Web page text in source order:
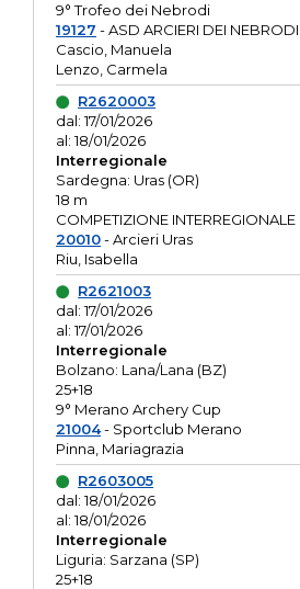
9° Trofeo dei Nebrodi
19127 - ASD ARCIERI DEI NEBRODI
Cascio, Manuela
Lenzo, Carmela
R2620003
dal: 17/01/2026
al: 18/01/2026
Interregionale
Sardegna: Uras (OR)
18 m
COMPETIZIONE INTERREGIONALE
20010- Arcieri Uras
Riu, Isabella
R2621003
dal: 17/01/2026
al: 17/01/2026
Interregionale
Bolzano: Lana/Lana (BZ)
25+18
9° Merano Archery Cup
21004- Sportclub Merano
Pinna, Mariagrazia
R2603005
dal: 18/01/2026
al: 18/01/2026
Interregionale
Liguria: Sarzana (SP)
25+18